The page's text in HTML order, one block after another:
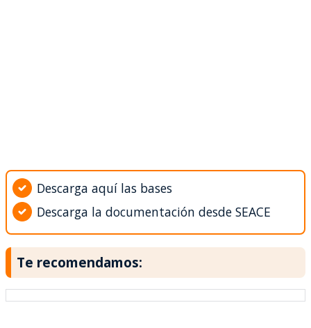
Descarga aquí las bases
Descarga la documentación desde SEACE
Te recomendamos: